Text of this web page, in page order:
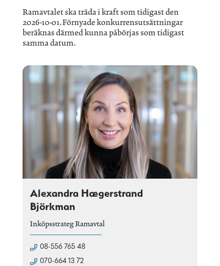
Ramavtalet ska träda i kraft som tidigast den
2026-10-01. Förnyade konkurrensutsättningar
beräknas därmed kunna påbörjas som tidigast
samma datum.
Alexandra Hægerstrand
Björkman
Inköpsstrateg Ramavtal
08-556 765 48
070-664 13 72